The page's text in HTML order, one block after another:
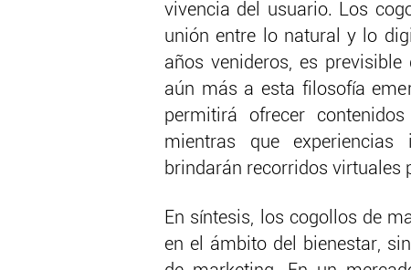
vivencia del usuario. Los
unión entre lo natural y lo
años venideros, es
aún más a esta filosofía
permitirá ofrecer
mientras que
brindarán recorridos virtuales
En síntesis, los cogollos de
en el ámbito del bienestar,